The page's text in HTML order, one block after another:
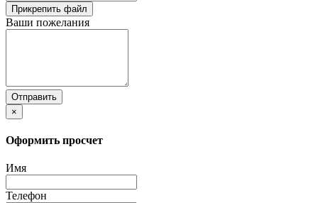
Прикрепить файл
Ваши пожелания
Отправить
×
Оформить просчет
Имя
Телефон